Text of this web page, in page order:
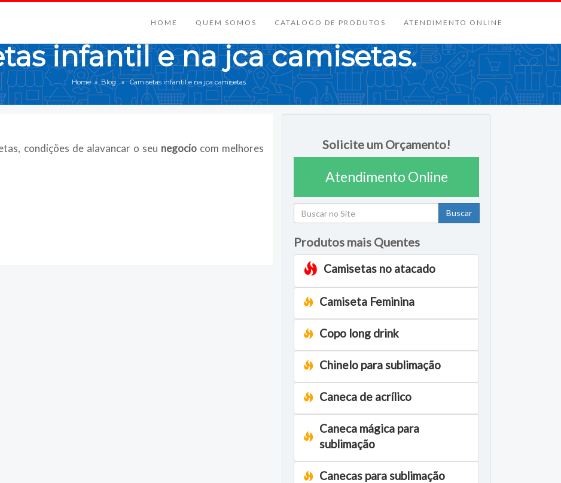
HOME QUEM SOMOS CATALOGO DE PRODUTOS ATENDIMENTO ONLINE
infantil e na jca camisetas.
Home»Blog» Camisetas infantil e na jca camisetas.
condições de alavancar o seu negociocom melhores
Solicite um Orçamento!
Atendimento Online
Buscar
Produtos mais Quentes
Camisetas no atacado
Camiseta Feminina
Copo long drink
Chinelo para sublimação
Caneca de acrílico
Caneca mágica para
sublimação
Canecas para sublimação